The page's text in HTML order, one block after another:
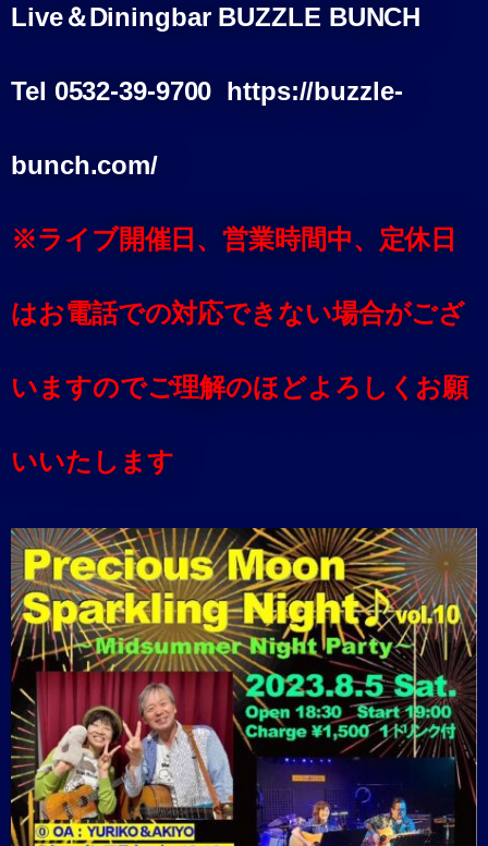
Live＆Diningbar BUZZLE BUNCH
Tel 0532-39-9700 https://buzzle-
bunch.com/
※ライブ開催日、営業時間中、定休日
はお電話での対応できない場合がござ
いますのでご理解のほどよろしくお願
いいたします